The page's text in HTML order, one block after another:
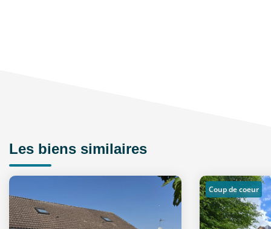
Les biens similaires
Coup de coeur